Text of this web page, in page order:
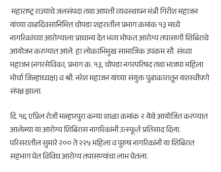
महाराष्ट्र राज्याचे जलसंपदा तथा आपत्ती व्यवस्थापन मंत्री गिरीश महाजन
यांच्या वाढदिवसानिमित्त चोपडा शहरातील प्रभाग क्रमांक १३ मध्ये
नागरिकांच्या आरोग्याला प्राधान्य देत भव्य मोफत आरोग्य तपासणी शिबिराचे
आयोजन करण्यात आले. हा लोकाभिमुख सामाजिक उपक्रम सौ. संध्या
महाजन (नगरसेविका, प्रभाग क्र. १३, चोपडा नगरपरिषद तथा भाजपा महिला
मोर्चा जिल्हाध्यक्ष) व श्री. नरेश महाजन यांच्या संयुक्त पुढाकारातून यशस्वीपणे
संपन्न झाला.
दि. १६ एप्रिल रोजी मल्हारपुरा कन्या शाळा क्रमांक २ येथे आयोजित करण्यात
आलेल्या या आरोग्य शिबिरास नागरिकांनी उत्स्फूर्त प्रतिसाद दिला.
परिसरातील सुमारे २०० ते २२५ महिला व पुरुष नागरिकांनी या शिबिरात
सहभाग घेत विविध आरोग्य तपासण्यांचा लाभ घेतला.